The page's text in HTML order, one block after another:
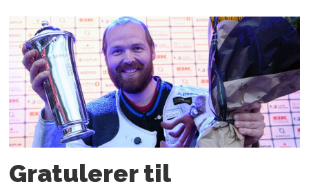
Gratulerer til